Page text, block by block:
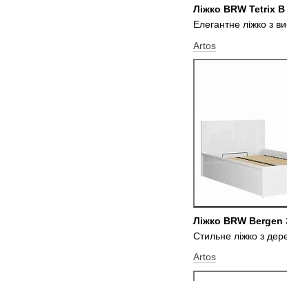
Ліжко BRW Tetrix
Елегантне ліжко з
Artos
Ліжко BRW
Стильне ліжко з
Artos